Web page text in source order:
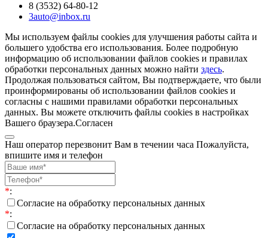
8 (3532) 64-80-12
3auto@inbox.ru
Мы используем файлы cookies для улучшения работы сайта и
большего удобства его использования. Более подробную
информацию об использовании файлов cookies и правилах
обработки персональных данных можно найти здесь.
Продолжая пользоваться сайтом, Вы подтверждаете, что были
проинформированы об использовании файлов cookies и
согласны с нашими правилами обработки персональных
данных. Вы можете отключить файлы cookies в настройках
Вашего браузера.Согласен
Наш оператор перезвонит Вам в течении часа Пожалуйста,
впишите имя и телефон
*:
Согласие на обработку персональных данных
*:
Согласие на обработку персональных данных